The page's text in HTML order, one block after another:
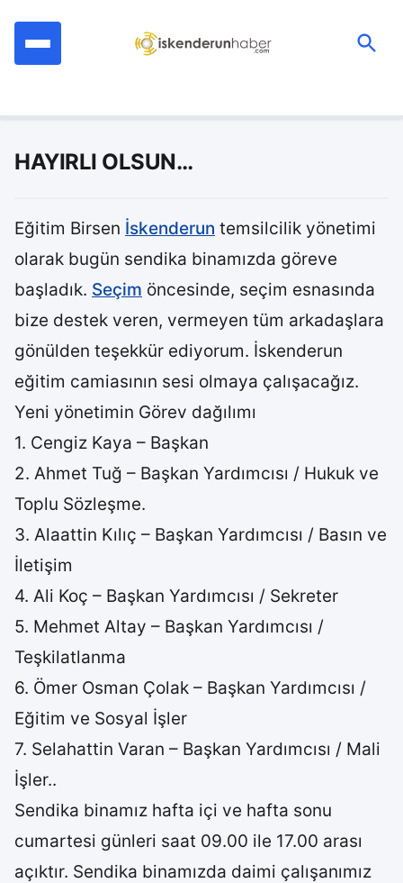
HAYIRLI OLSUN…
Eğitim Birsen İskenderun temsilcilik yönetimi
olarak bugün sendika binamızda göreve
başladık. Seçim öncesinde, seçim esnasında
bize destek veren, vermeyen tüm arkadaşlara
gönülden teşekkür ediyorum. İskenderun
eğitim camiasının sesi olmaya çalışacağız.
Yeni yönetimin Görev dağılımı
1. Cengiz Kaya – Başkan
2. Ahmet Tuğ – Başkan Yardımcısı / Hukuk ve
Toplu Sözleşme.
3. Alaattin Kılıç – Başkan Yardımcısı / Basın ve
İletişim
4. Ali Koç – Başkan Yardımcısı / Sekreter
5. Mehmet Altay – Başkan Yardımcısı /
Teşkilatlanma
6. Ömer Osman Çolak – Başkan Yardımcısı /
Eğitim ve Sosyal İşler
7. Selahattin Varan – Başkan Yardımcısı / Mali
İşler..
Sendika binamız hafta içi ve hafta sonu
cumartesi günleri saat 09.00 ile 17.00 arası
açıktır. Sendika binamızda daimi çalışanımız